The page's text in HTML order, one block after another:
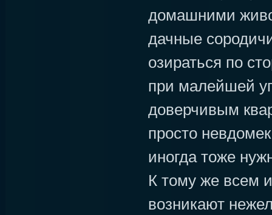
домашними
дачные
озираться по
при малейшей
доверчивым
просто
иногда тоже
К тому же всем
возникают